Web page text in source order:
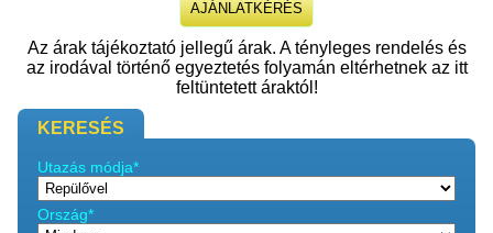
Az árak tájékoztató jellegű árak. A tényleges rendelés és
az irodával történő egyeztetés folyamán eltérhetnek az itt
feltüntetett áraktól!
KERESÉS
Utazás módja*
Ország*